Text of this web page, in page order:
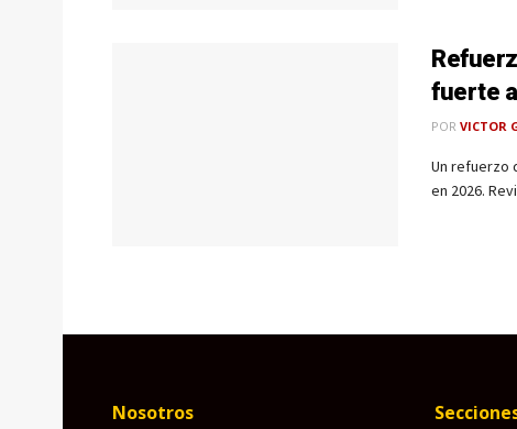
fuerte
POR VICTOR
Un refuerzo
en 2026.
Nosotros